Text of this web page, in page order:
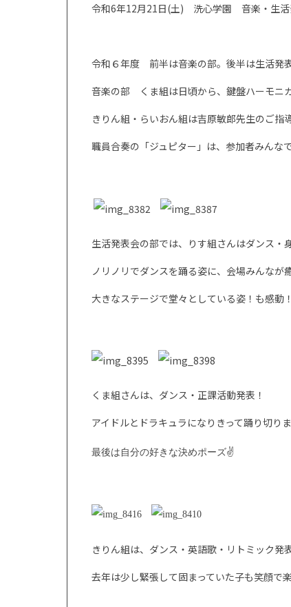
令和6年12月21 日(土) 洗心学園 音楽・生活
令和６年度 前半は音楽の部。後半は生活発
音楽の部 くま組は日頃から、鍵盤ハーモニ
きりん組・らいおん組は吉原敏郎先生のご
職員合奏の「ジュピター」は、参加者みんな
生活発表会の部では、りす組さんはダンス・
ノリノリでダンスを踊る姿に、会場みんなが
大きなステージで堂々としている姿！も感動
くま組さんは、ダンス・正課活動発表！
アイドルとドラキュラになりきって踊り切り
最後は自分の好きな決めポーズ✌
きりん組は、ダンス・英語歌・リトミック発
去年は少し緊張して固まっていた子も笑顔で